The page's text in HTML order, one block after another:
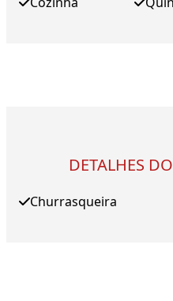
DETALHES
Churrasqueira